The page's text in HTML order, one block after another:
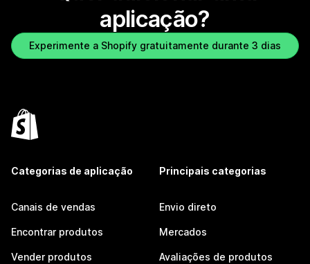
aplicação?
Experimente a Shopify gratuitamente durante 3 dias
Categorias de aplicação
Canais de vendas
Encontrar produtos
Vender produtos
Principais categorias
Envio direto
Mercados
Avaliações de produtos